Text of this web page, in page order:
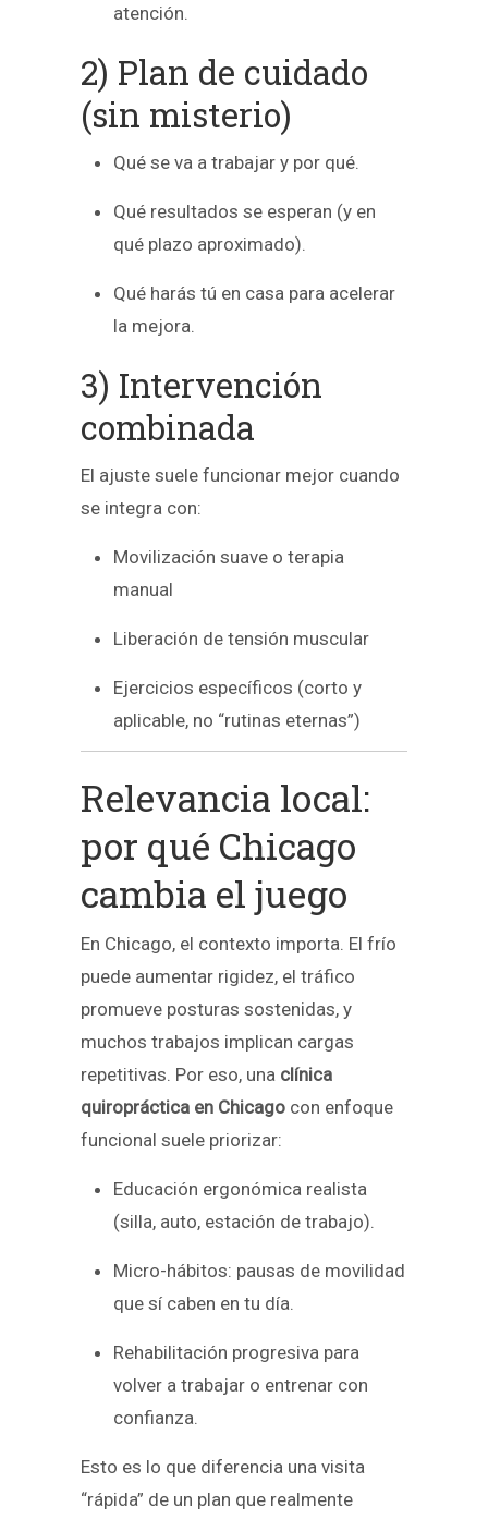
atención.
2) Plan de cuidado
(sin misterio)
Qué se va a trabajar y por qué.
Qué resultados se esperan (y en
qué plazo aproximado).
Qué harás tú en casa para acelerar
la mejora.
3) Intervención
combinada
El ajuste suele funcionar mejor cuando
se integra con:
Movilización suave o terapia
manual
Liberación de tensión muscular
Ejercicios específicos (corto y
aplicable, no “rutinas eternas”)
Relevancia local:
por qué Chicago
cambia el juego
En Chicago, el contexto importa. El frío
puede aumentar rigidez, el tráfico
promueve posturas sostenidas, y
muchos trabajos implican cargas
repetitivas. Por eso, una clínica
quiropráctica en Chicago con enfoque
funcional suele priorizar:
Educación ergonómica realista
(silla, auto, estación de trabajo).
Micro-hábitos: pausas de movilidad
que sí caben en tu día.
Rehabilitación progresiva para
volver a trabajar o entrenar con
confianza.
Esto es lo que diferencia una visita
“rápida” de un plan que realmente